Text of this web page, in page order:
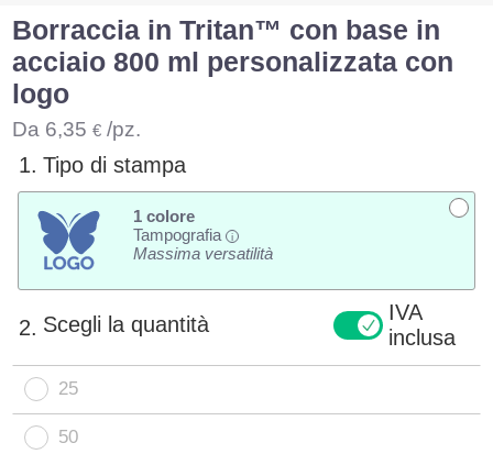
Borraccia in Tritan™ con base in
acciaio 800 ml personalizzata con
logo
Da 6,35 € /pz.
1. Tipo di stampa
1 colore
Tampografia
i
Massima versatilità
2. Scegli la quantità
IVA
inclusa
25
50